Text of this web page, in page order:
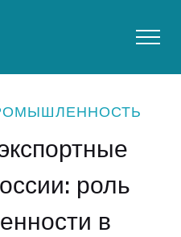
роль
в